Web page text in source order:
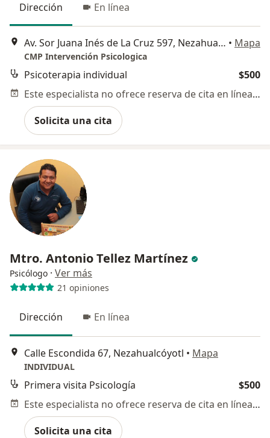
Dirección En línea
Av. Sor Juana Inés de La Cruz 597, Nezahualcóyotl • Mapa
CMP Intervención Psicologica
Psicoterapia individual
$500
Este especialista no ofrece reserva de cita en línea en esta dirección.
Solicita una cita
Mtro. Antonio Tellez Martínez
Psicólogo · Ver más
21 opiniones
Dirección En línea
Calle Escondida 67, Nezahualcóyotl • Mapa
INDIVIDUAL
Primera visita Psicología
$500
Este especialista no ofrece reserva de cita en línea en esta dirección.
Solicita una cita